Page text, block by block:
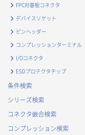
FPC対基板コネクタ
デバイスソケット
ピンヘッダー
コンプレッションターミナル
I/Oコネクタ
ESDプロテクタチップ
条件検索
シリーズ検索
コネクタ嵌合検索
コンプレッション検索